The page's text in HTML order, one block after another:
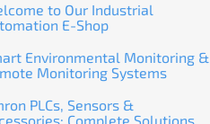
to Our Industrial
E-Shop
Environmental Monitoring &
Monitoring Systems
PLCs, Sensors &
Complete Solutions